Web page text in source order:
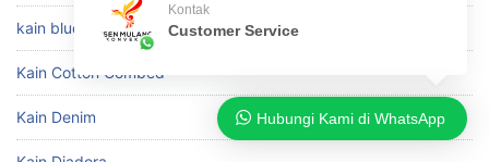
kain bludru
Kain Cotton Combed
Kain Denim
Kontak
Customer Service
Hubungi Kami di WhatsApp